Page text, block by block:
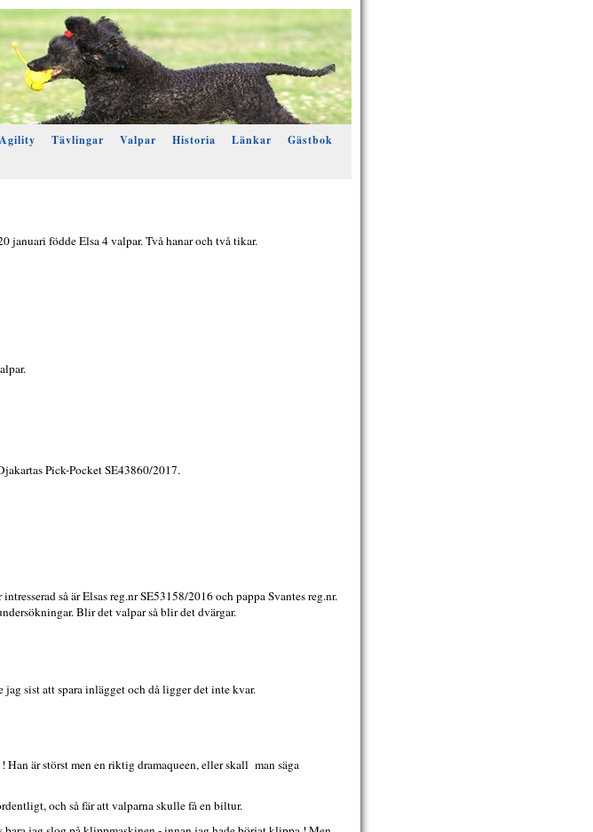
Agility Tävlingar Valpar Historia Länkar
Gästbok
januari födde Elsa 4 valpar. Två hanar och två tikar.
Pick-Pocket SE43860/2017.
så är Elsas reg.nr SE53158/2016 och pappa Svantes reg.nr.
Blir det valpar så blir det dvärgar.
sist att spara inlägget och då ligger det inte kvar.
är störst men en riktig dramaqueen, eller skall man säga
och så fär att valparna skulle få en biltur.